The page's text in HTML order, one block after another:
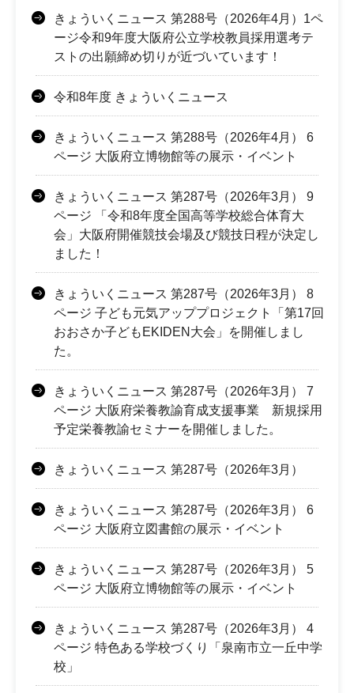
きょういくニュース 第288号（2026年4月）1ペ
ージ令和9年度大阪府公立学校教員採用選考テ
ストの出願締め切りが近づいています！
令和8年度 きょういくニュース
きょういくニュース 第288号（2026年4月） 6
ページ 大阪府立博物館等の展示・イベント
きょういくニュース 第287号（2026年3月） 9
ページ 「令和8年度全国高等学校総合体育大
会」大阪府開催競技会場及び競技日程が決定し
ました！
きょういくニュース 第287号（2026年3月） 8
ページ 子ども元気アッププロジェクト「第17回
おおさか子どもEKIDEN大会」を開催しまし
た。
きょういくニュース 第287号（2026年3月） 7
ページ 大阪府栄養教諭育成支援事業 新規採用
予定栄養教諭セミナーを開催しました。
きょういくニュース 第287号（2026年3月）
きょういくニュース 第287号（2026年3月） 6
ページ 大阪府立図書館の展示・イベント
きょういくニュース 第287号（2026年3月） 5
ページ 大阪府立博物館等の展示・イベント
きょういくニュース 第287号（2026年3月） 4
ページ 特色ある学校づくり「泉南市立一丘中学
校」